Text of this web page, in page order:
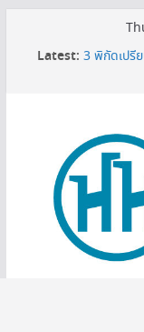
contentLatest:
MINI
3 พิกัดเปรี
หมดโปร